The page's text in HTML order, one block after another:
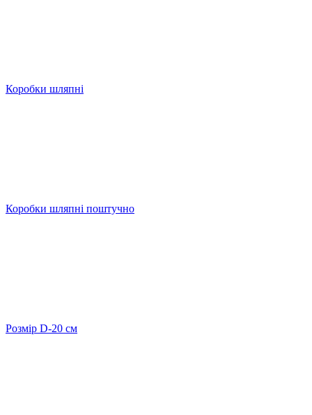
Коробки шляпні
Коробки шляпні поштучно
Розмір D-20 cм